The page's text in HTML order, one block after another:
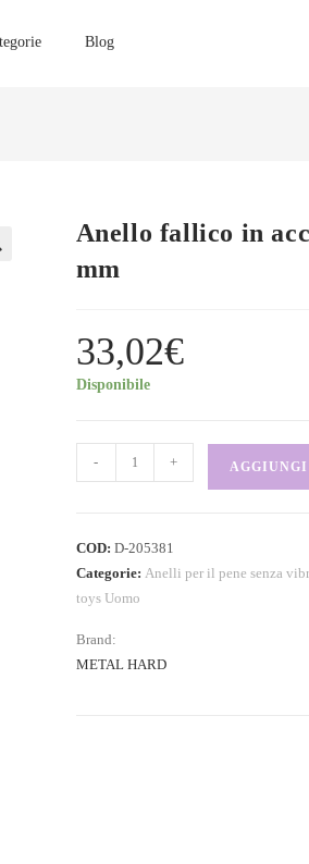
Blog
Anello fallico in
mm
33,02€
Disponibile
- +
COD: D-205381
Categorie: Anelli per il pene senza
toys Uomo
Brand:
METAL HARD